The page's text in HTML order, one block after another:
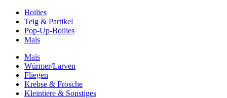
Boilies
Teig & Partikel
Pop-Up-Boilies
Mais
Mais
Würmer/Larven
Fliegen
Krebse & Frösche
Kleintiere & Sonstiges